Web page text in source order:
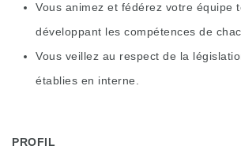
Vous animez et fédérez votre équipe
développant les compétences de
Vous veillez au respect de la
établies en interne.
PROFIL